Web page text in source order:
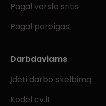
Pagal verslo sritis
Pagal pareigas
Darbdaviams
Įdėti darbo skelbimą
Kodėl cv.lt